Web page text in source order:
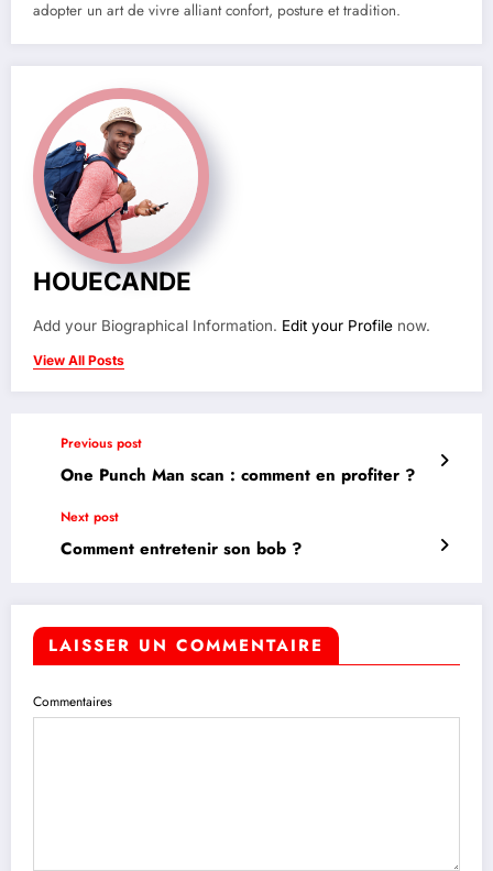
adopter un art de vivre alliant confort, posture et tradition.
HOUECANDE
Add your Biographical Information. Edit your Profile now.
View All Posts
Previous post
One Punch Man scan : comment en profiter ?
Next post
Comment entretenir son bob ?
LAISSER UN COMMENTAIRE
Commentaires